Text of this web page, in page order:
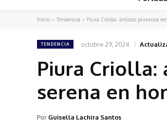
Inicio Tendencia Piura Criolla: artistas piuranos
TENDENCIA octubre 29, 2024
Piura Criolla:
serena en
Por Guisella Lachira Santos